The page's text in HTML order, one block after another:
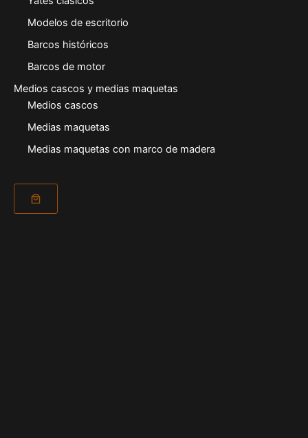
Modelos de escritorio
Barcos históricos
Barcos de motor
Medios cascos y medias maquetas
Medios cascos
Medias maquetas
Medias maquetas con marco de madera